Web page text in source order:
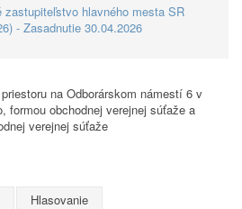
zastupiteľstvo hlavného mesta SR
- Zasadnutie 30.04.2026
na Odborárskom námestí 6 v
formou obchodnej verejnej súťaže a
verejnej súťaže
Hlasovanie